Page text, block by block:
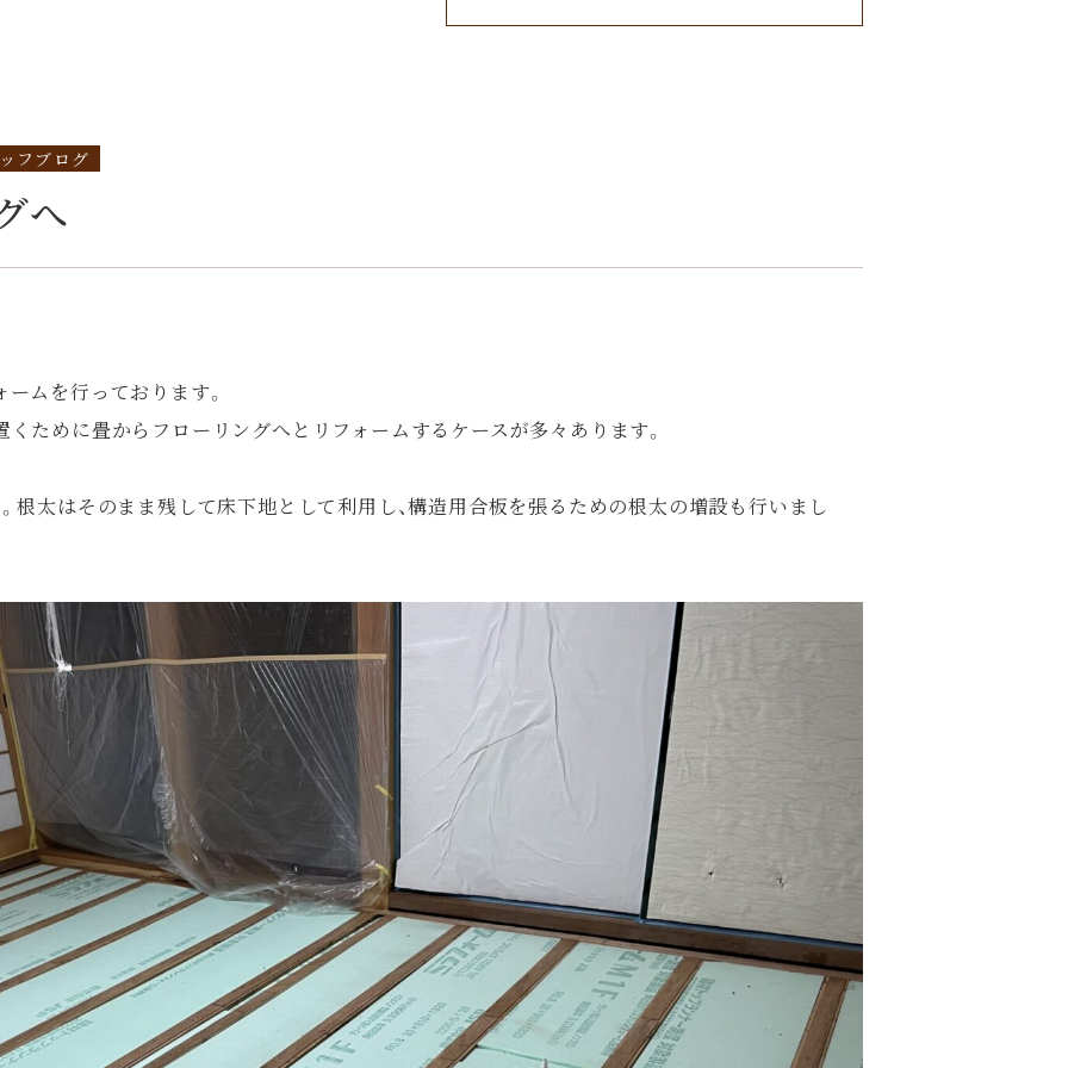
フブログ
へ
ムを行っております。
ために畳からフローリングへとリフォームするケースが多々あります。
根太はそのまま残して床下地として利用し、構造用合板を張るための根太の増設も行いまし